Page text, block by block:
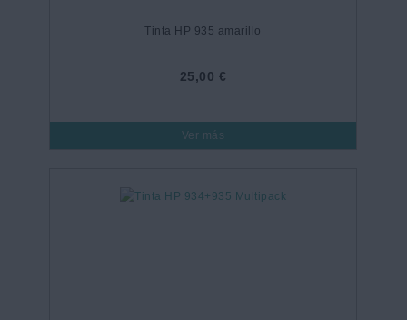
Tinta HP 935 amarillo
25,00 €
Ver más